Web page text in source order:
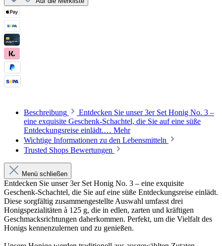
Beschreibung
Entdecken Sie unser 3er Set Honig No. 3 –
eine exquisite Geschenk-Schachtel, die Sie auf eine süße
Entdeckungsreise einlädt.… Mehr
Wichtige Informationen zu den Lebensmitteln
Trusted Shops Bewertungen
Menü schließen
Entdecken Sie unser 3er Set Honig No. 3 – eine exquisite
Geschenk-Schachtel, die Sie auf eine süße Entdeckungsreise einlädt.
Diese sorgfältig zusammengestellte Auswahl umfasst drei
Honigspezialitäten à 125 g, die in edlen, zarten und kräftigen
Geschmacksrichtungen daherkommen. Perfekt, um die Vielfalt des
Honigs kennenzulernen und zu genießen.